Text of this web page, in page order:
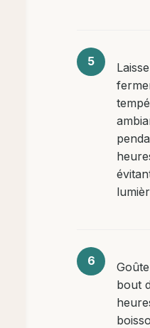
bout